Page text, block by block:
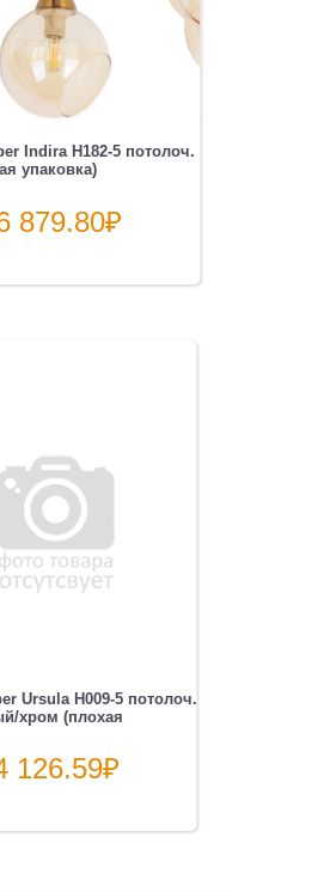
Indira H182-5 потолоч.
упаковка)
879.80₽
Ursula H009-5 потолоч.
хром (плохая
126.59₽